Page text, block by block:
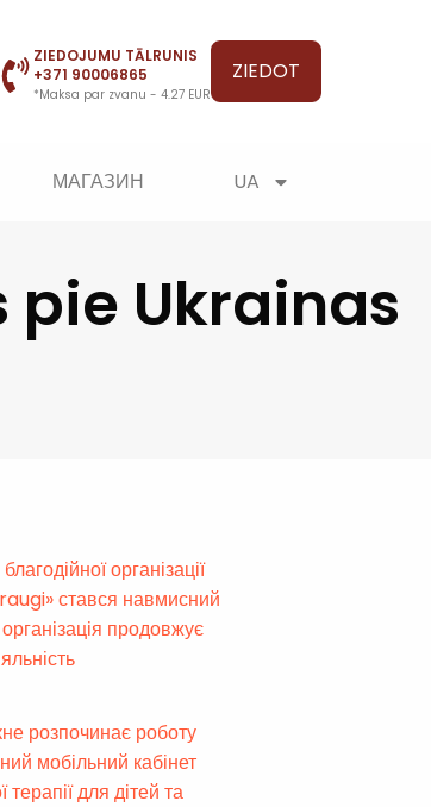
ZIEDOJUMU TĀLRUNIS
+371 90006865
*Maksa par zvanu - 4.27 EUR
ZIEDOT
МАГАЗИН UA
Ukrainas
організації
стався навмисний
продовжує
розпочинає роботу
мобільний кабінет
терапії для дітей та